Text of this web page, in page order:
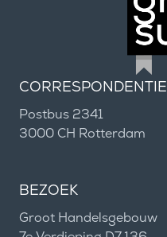
CORRESPONDENTIE
Postbus 2341
3000 CH Rotterdam
BEZOEK
Groot Handelsgebouw